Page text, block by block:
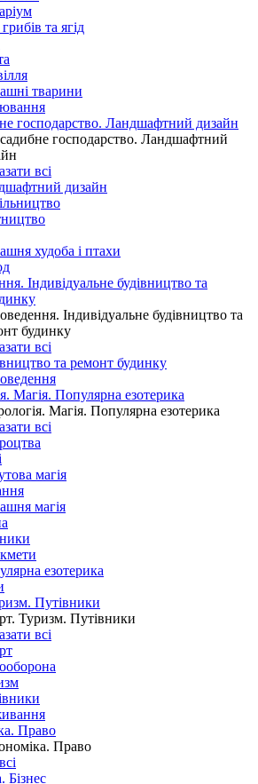
та ягід
тварини
господарство. Ландшафтний дизайн
господарство. Ландшафтний
всі
дизайн
худоба і птахи
Індивідуальне будівництво та
Індивідуальне будівництво та
будинку
всі
та ремонт будинку
Магія. Популярна езотерика
Магія. Популярна езотерика
всі
магія
магія
езотерика
Путівники
Туризм. Путівники
всі
Право
Право
Бізнес